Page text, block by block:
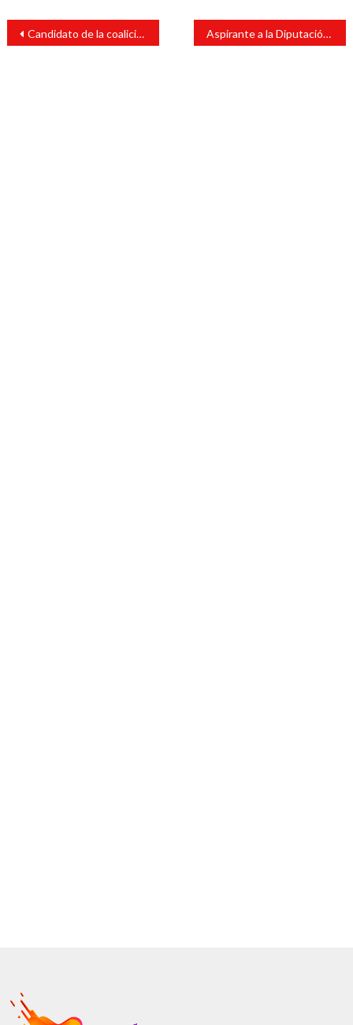
Navegación
entradas
Candidato de la coalición Va por Cabada realizó su sufragio acompañado de su papá. Aspirante a la Diputación Federal Dtto. 19 por el Partido Encuentro Solidario, efectúa su voto.